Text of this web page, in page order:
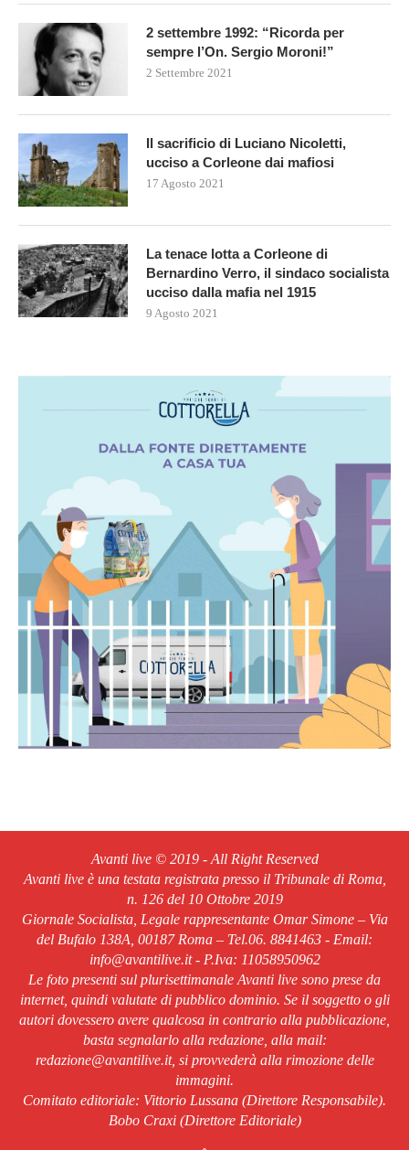
2 settembre 1992: “Ricorda per
sempre l’On. Sergio Moroni!”
2 Settembre 2021
Il sacrificio di Luciano Nicoletti,
ucciso a Corleone dai mafiosi
17 Agosto 2021
La tenace lotta a Corleone di
Bernardino Verro, il sindaco socialista
ucciso dalla mafia nel 1915
9 Agosto 2021
Avanti live © 2019 - All Right Reserved
Avanti live è una testata registrata presso il Tribunale di Roma,
n. 126 del 10 Ottobre 2019
Giornale Socialista, Legale rappresentante Omar Simone – Via
del Bufalo 138A, 00187 Roma – Tel.06. 8841463 - Email:
info@avantilive.it - P.Iva: 11058950962
Le foto presenti sul plurisettimanale Avanti live sono prese da
internet, quindi valutate di pubblico dominio. Se il soggetto o gli
autori dovessero avere qualcosa in contrario alla pubblicazione,
basta segnalarlo alla redazione, alla mail:
redazione@avantilive.it, si provvederà alla rimozione delle
immagini.
Comitato editoriale: Vittorio Lussana (Direttore Responsabile).
Bobo Craxi (Direttore Editoriale)